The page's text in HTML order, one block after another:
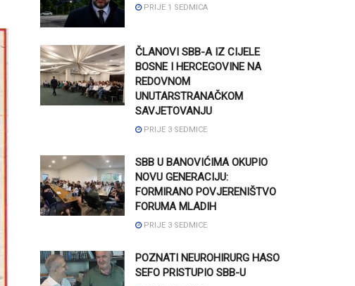
PRIJE 1 SEDMICA
ČLANOVI SBB-A IZ CIJELE
BOSNE I HERCEGOVINE NA
REDOVNOM
UNUTARSTRANAČKOM
SAVJETOVANJU
PRIJE 3 SEDMICE
SBB U BANOVIĆIMA OKUPIO
NOVU GENERACIJU:
FORMIRANO POVJERENIŠTVO
FORUMA MLADIH
PRIJE 3 SEDMICE
POZNATI NEUROHIRURG HASO
SEFO PRISTUPIO SBB-U